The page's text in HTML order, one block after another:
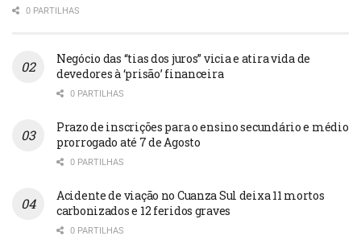
0 PARTILHAS
Negócio das “tias dos juros” vicia e atira vida de
devedores à ‘prisão’ financeira
0 PARTILHAS
Prazo de inscrições para o ensino secundário e médio
prorrogado até 7 de Agosto
0 PARTILHAS
Acidente de viação no Cuanza Sul deixa 11 mortos
carbonizados e 12 feridos graves
0 PARTILHAS